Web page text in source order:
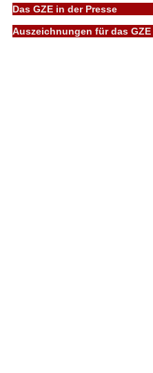
Das GZE in der Presse
Auszeichnungen für das GZE